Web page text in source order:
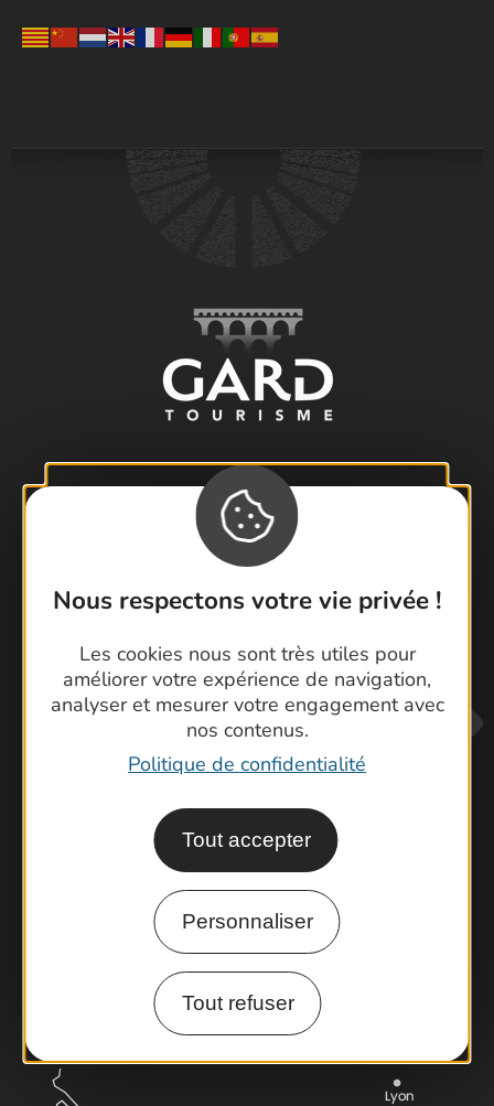
Nous respectons votre vie privée !
Les cookies nous sont très utiles pour
améliorer votre expérience de navigation,
analyser et mesurer votre engagement avec
nos contenus.
Politique de confidentialité
Tout accepter
Personnaliser
Tout refuser
Visiter le Pont du Gard en famille
Les Arènes de Nîmes
Escapade en Camargue
Randonnée en Cévennes
Contactez-nous !
Foire aux questions
Cartoguides et Topoguides
Latitude Gard